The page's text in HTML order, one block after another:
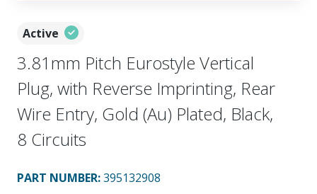
Active
3.81mm Pitch Eurostyle Vertical
Plug, with Reverse Imprinting, Rear
Wire Entry, Gold (Au) Plated, Black,
8 Circuits
PART NUMBER:395132908